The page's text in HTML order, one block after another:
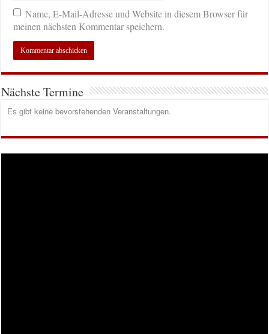
Name, E-Mail-Adresse und Website in diesem Browser für
meinen nächsten Kommentar speichern.
Nächste Termine
Es gibt keine bevorstehenden Veranstaltungen.